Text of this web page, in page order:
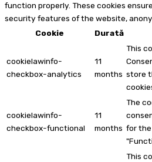
function properly. These cookies
security features of the website,
Cookie
Durată
cookielawinfo-
checkbox-analytics
11
months
This
store
cookielawinfo-
checkbox-functional
11
months
The
for
This